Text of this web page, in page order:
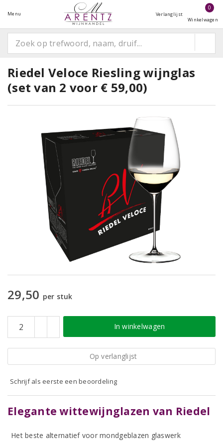
Menu Verlanglijst
0
Winkelwagen
Riedel Veloce Riesling wijnglas
(set van 2 voor € 59,00)
29,50 per stuk
In winkelwagen
Op verlanglijst
Schrijf als eerste een beoordeling
Elegante wittewijnglazen van Riedel
Het beste alternatief voor mondgeblazen glaswerk